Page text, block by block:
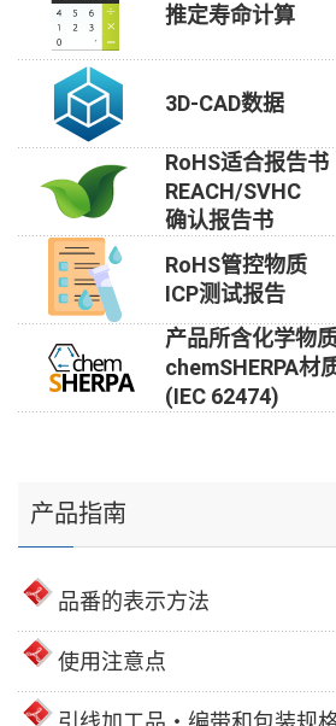
推定寿命计算
3D-CAD数据
RoHS适合报告书
REACH/SVHC
确认报告书
RoHS管控物质
ICP测试报告
产品所含化学物
chemSHERPA材
(IEC 62474)
产品指南
品番的表示方法
使用注意点